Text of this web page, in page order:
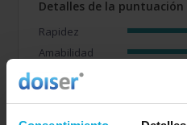
Detalles de la puntuación
Rapidez
Amabilidad
Calidad / precio